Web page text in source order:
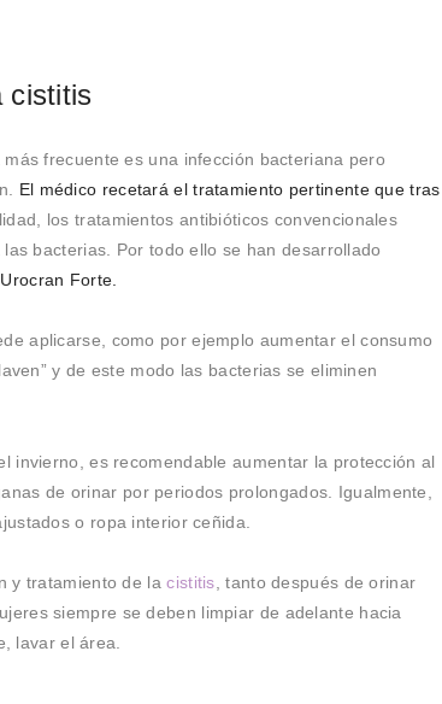
cistitis
frecuente es una infección bacteriana pero
El médico recetará el tratamiento pertinente que tras
los tratamientos antibióticos convencionales
bacterias. Por todo ello se han desarrollado
Forte.
aplicarse, como por ejemplo aumentar el consumo
y de este modo las bacterias se eliminen
invierno, es recomendable aumentar la protección al
de orinar por periodos prolongados. Igualmente,
o ropa interior ceñida.
y tratamiento de lacistitis , tanto después de orinar
siempre se deben limpiar de adelante hacia
lavar el área.